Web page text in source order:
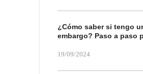
¿Cómo saber si tengo
embargo? Paso a paso
19/09/2024